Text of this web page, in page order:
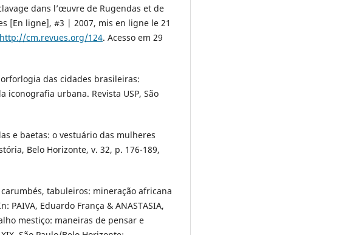
dans l’œuvre de Rugendas et de
[En ligne], #3 | 2007, mis en ligne le 21
http://cm.revues.org/124. Acesso em 29
das cidades brasileiras:
iconografia urbana. Revista USP, São
e baetas: o vestuário das mulheres
Belo Horizonte, v. 32, p. 176-189,
carumbés, tabuleiros: mineração africana
PAIVA, Eduardo França & ANASTASIA,
mestiço: maneiras de pensar e